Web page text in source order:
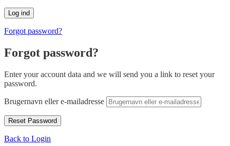
Forgot password?
Forgot password?
Enter your account data and we will send you a link to reset your
password.
Brugernavn eller e-mailadresse
Back to Login